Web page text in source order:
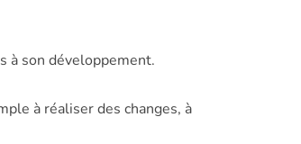
à son développement.
à réaliser des changes, à